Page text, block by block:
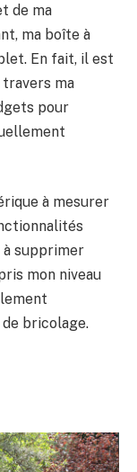
de ma
ma boîte à
En fait, il est
ma
pour
à mesurer
à supprimer
mon niveau
bricolage.